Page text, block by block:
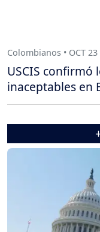
Colombianos • OCT
USCIS
inaceptables en